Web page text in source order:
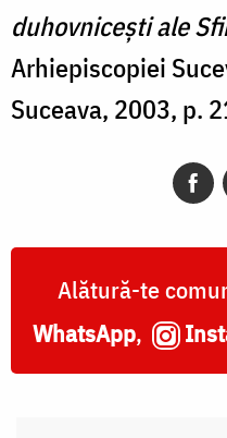
duhovnicești ale
Arhiepiscopiei
Suceava, 2003, p.
Alătură-te
WhatsApp,